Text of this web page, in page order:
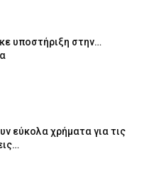
υποστήριξη στην…
εύκολα χρήματα για τις